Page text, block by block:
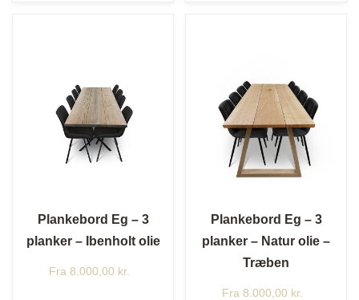
Plankebord Eg – 3
planker – Ibenholt olie
Fra8.000,00 kr.
Plankebord Eg – 3
planker – Natur olie –
Træben
Fra8.000,00 kr.